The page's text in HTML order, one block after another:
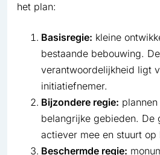
het plan:
Basisregie: kleine
bestaande bebouwing. De
verantwoordelijkheid ligt
initiatiefnemer.
Bijzondere regie:
belangrijke gebieden. De
actiever mee en stuurt op
Beschermde regie: